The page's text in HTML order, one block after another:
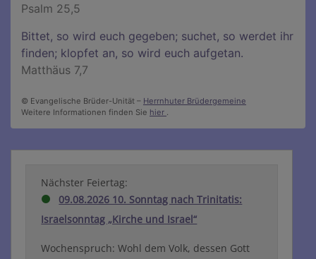
Psalm 25,5
Bittet, so wird euch gegeben; suchet, so werdet ihr
finden; klopfet an, so wird euch aufgetan.
Matthäus 7,7
© Evangelische Brüder-Unität – Herrnhuter Brüdergemeine
Weitere Informationen finden Sie hier .
Nächster Feiertag:
09.08.2026 10. Sonntag nach Trinitatis:
Israelsonntag „Kirche und Israel“
Wochenspruch: Wohl dem Volk, dessen Gott